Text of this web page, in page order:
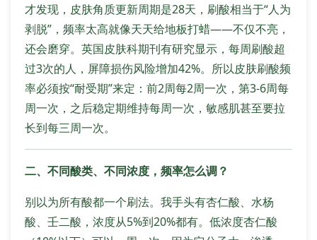
才发现，皮肤角质更新周期是28天，刷酸相当于“人为
剥脱”，频率太高就像天天给地板打蜡——不仅不亮，
还会磨穿。英国皮肤科期刊有研究显示，每周刷酸超
过3次的人，屏障损伤风险增加42%。所以皮肤刷酸频
率必须按“耐受期”来定：前2周每2周一次，第3-6周每
周一次，之后稳定期维持每周一次，敏感肌甚至要拉
长到每三周一次。
二、不同酸类、不同浓度，频率怎么调？
别以为所有酸都一个刷法。我手头有杏仁酸、水杨
酸、壬二酸，浓度从5%到20%都有。低浓度杏仁酸